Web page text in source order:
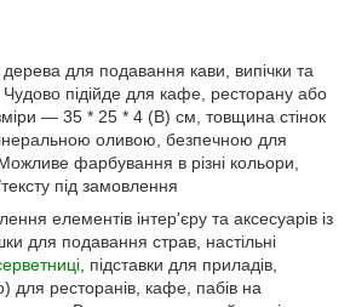
для подавання кави, випічки та
Чудово підійде для кафе, ресторану або
— 35 * 25 * 4 (В) см, товщина стінок
оливою, безпечною для
фарбування в різні кольори,
під замовлення
елементів інтер'єру та аксесуарів із
для подавання страв, настільні
, підставки для приладів,
для ресторанів, кафе, пабів на